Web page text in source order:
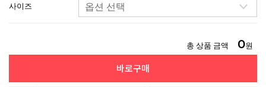
사이즈
총 상품 금액 0원
바로구매